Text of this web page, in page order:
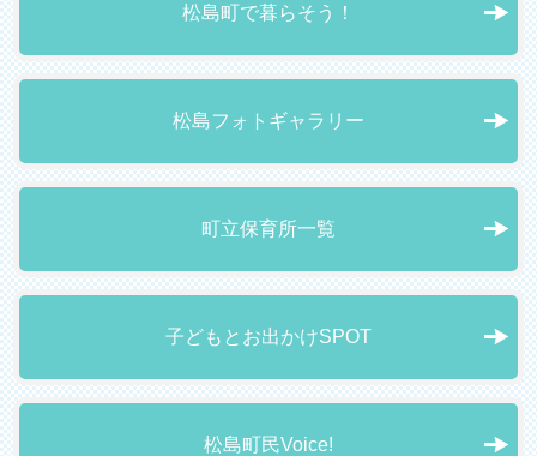
松島町で暮らそう！
松島フォトギャラリー
町立保育所一覧
子どもとお出かけSPOT
松島町民Voice!